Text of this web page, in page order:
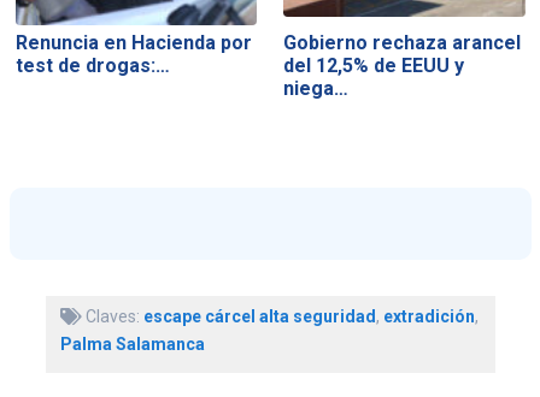
Renuncia en Hacienda por
test de drogas:…
Gobierno rechaza arancel
del 12,5% de EEUU y
niega…
Claves: escape cárcel alta seguridad, extradición,
Palma Salamanca